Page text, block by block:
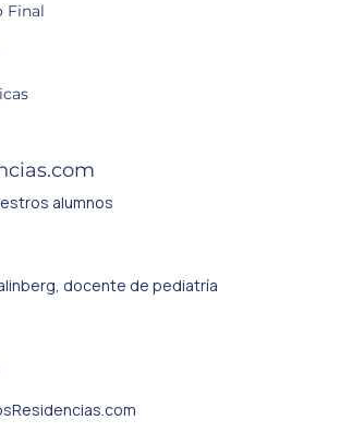
Final
alumnos
docente de pediatría